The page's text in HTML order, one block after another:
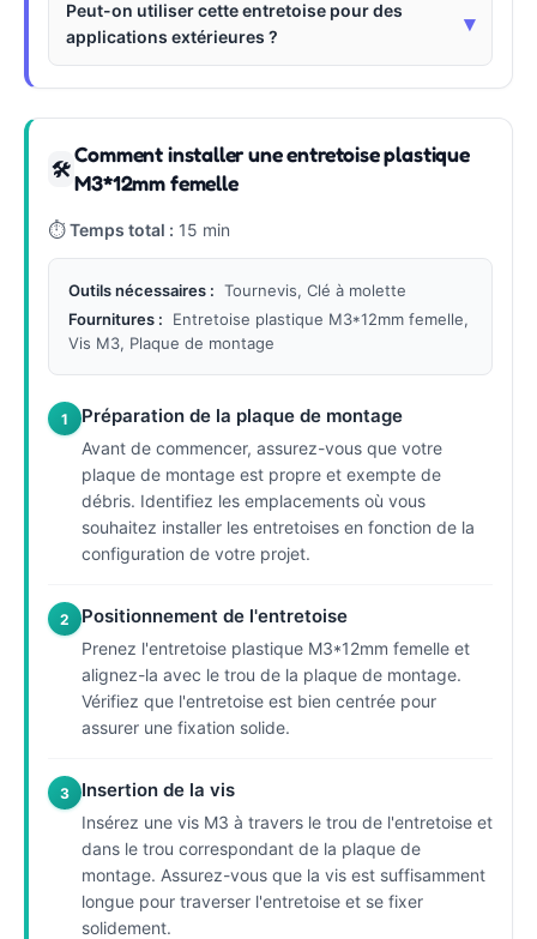
Peut-on utiliser cette entretoise pour des
applications extérieures ?
▾
🛠
Comment installer une entretoise plastique
M3*12mm femelle
⏱Temps total : 15 min
Outils nécessaires : Tournevis, Clé à molette
Fournitures :
Entretoise plastique M3*12mm femelle,
Vis M3, Plaque de montage
1 Préparation de la plaque de montage
Avant de commencer, assurez-vous que votre
plaque de montage est propre et exempte de
débris. Identifiez les emplacements où vous
souhaitez installer les entretoises en fonction de la
configuration de votre projet.
2 Positionnement de l'entretoise
Prenez l'entretoise plastique M3*12mm femelle et
alignez-la avec le trou de la plaque de montage.
Vérifiez que l'entretoise est bien centrée pour
assurer une fixation solide.
3 Insertion de la vis
Insérez une vis M3 à travers le trou de l'entretoise et
dans le trou correspondant de la plaque de
montage. Assurez-vous que la vis est suffisamment
longue pour traverser l'entretoise et se fixer
solidement.